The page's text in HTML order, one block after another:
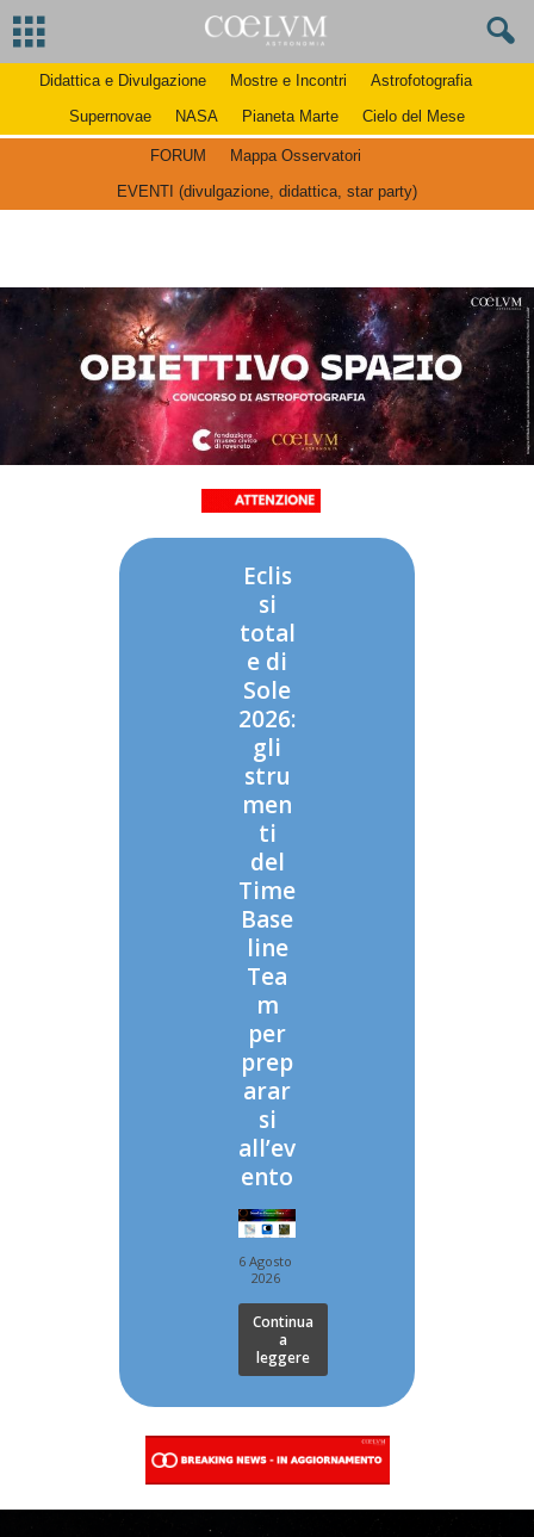
Didattica e Divulgazione Mostre e Incontri
Astrofotografia
Supernovae
NASA Pianeta Marte Cielo del Mese
FORUM
Mappa Osservatori
EVENTI (divulgazione, didattica, star party)
Eclis
si
total
e di
Sole
2026:
gli
stru
men
ti
del
Time
Base
line
Tea
m
per
prep
arar
si
all’ev
ento
6 Agosto
2026
Continua
a
leggere